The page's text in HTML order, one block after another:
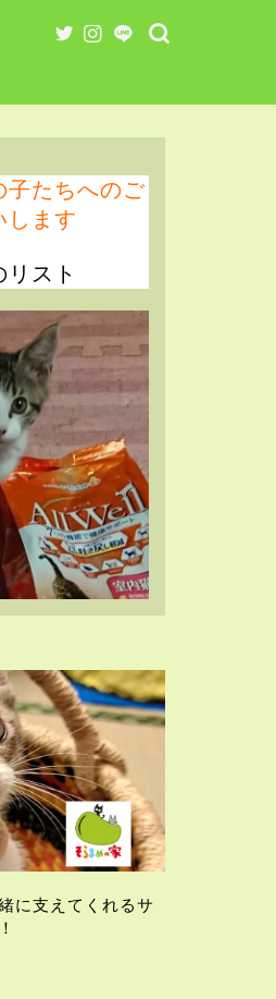
子たちへのご
します
スト
に支えてくれるサ